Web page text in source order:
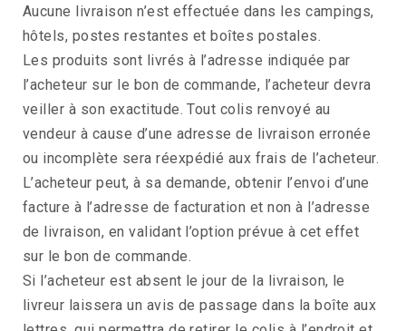
Aucune livraison n’est effectuée dans les campings,
hôtels, postes restantes et boîtes postales.
Les produits sont livrés à l’adresse indiquée par
l’acheteur sur le bon de commande, l’acheteur devra
veiller à son exactitude. Tout colis renvoyé au
vendeur à cause d’une adresse de livraison erronée
ou incomplète sera réexpédié aux frais de l’acheteur.
L’acheteur peut, à sa demande, obtenir l’envoi d’une
facture à l’adresse de facturation et non à l’adresse
de livraison, en validant l’option prévue à cet effet
sur le bon de commande.
Si l’acheteur est absent le jour de la livraison, le
livreur laissera un avis de passage dans la boîte aux